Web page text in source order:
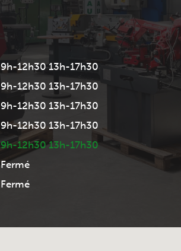
9h-12h30 13h-17h30
9h-12h30 13h-17h30
9h-12h30 13h-17h30
9h-12h30 13h-17h30
9h-12h30 13h-17h30
Fermé
Fermé